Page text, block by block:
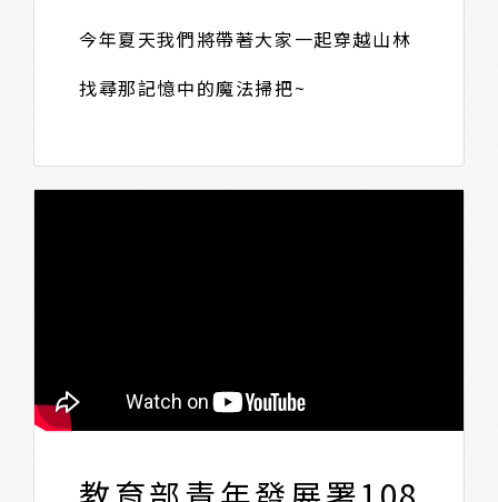
今年夏天我們將帶著大家一起穿越山林
找尋那記憶中的魔法掃把~